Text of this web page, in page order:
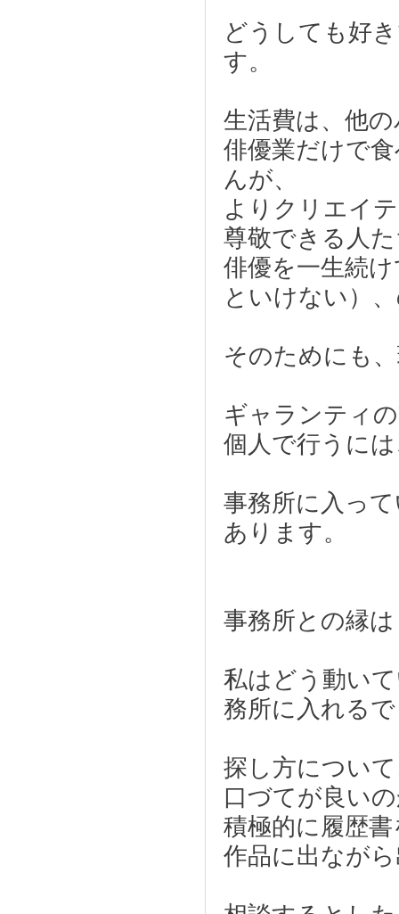
どうしても好
す。
生活費は、他
俳優業だけで
んが、
よりクリエイ
尊敬できる人
俳優を一生続
といけない）
そのためにも
ギャランティ
個人で行うに
事務所に入っ
あります。
事務所との縁
私はどう動い
務所に入れる
探し方につい
口づてが良い
積極的に履歴
作品に出なが